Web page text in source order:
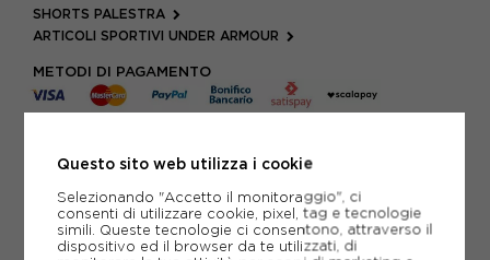
SHORTS PALESTRA
ARTICOLI SPORTIVI UNDER ARMOUR
METODI DI PAGAMENTO
PIÙ INFORMAZIONI
SCHEDA TECNICA
GUIDA ALLE TAGLIE
Questo sito web utilizza i cookie
Selezionando "Accetto il monitoraggio", ci
consenti di utilizzare cookie, pixel, tag e tecnologie
simili. Queste tecnologie ci consentono, attraverso il
dispositivo ed il browser da te utilizzati, di